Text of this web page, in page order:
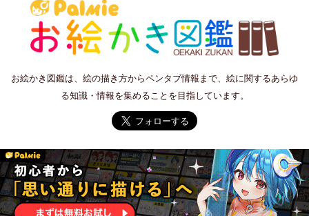
お絵かき図鑑は、絵の描き方からペンタブ情報まで、絵に関するあらゆ
る知識・情報を集めることを目指しています。